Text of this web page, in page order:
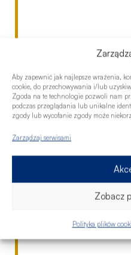
Aby zapewnić jak najlepsze wrażenia,
cookie, do przechowywania i/lub
Zgoda na te technologie pozwoli nam
podczas przeglądania lub unikalne
zgody lub wycofanie zgody może
Zarządzaj serwisami
Zobacz
Polityka plików